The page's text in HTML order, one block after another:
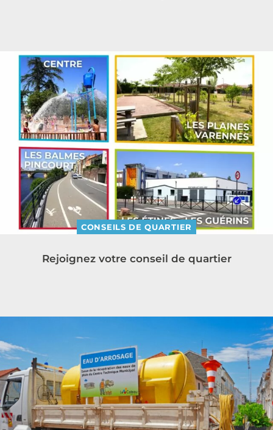
CONSEILS DE QUARTIER
Rejoignez votre conseil de quartier